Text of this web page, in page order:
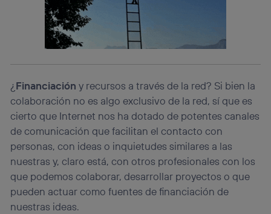
¿ Financiación y recursos a través de la red? Si bien la
colaboración no es algo exclusivo de la red, sí que es
cierto que Internet nos ha dotado de potentes canales
de comunicación que facilitan el contacto con
personas, con ideas o inquietudes similares a las
nuestras y, claro está, con otros profesionales con los
que podemos colaborar, desarrollar proyectos o que
pueden actuar como fuentes de financiación de
nuestras ideas.